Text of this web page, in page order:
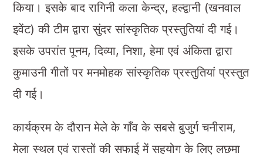
किया। इसके बाद रागिनी कला केन्द्र, हल्द्वानी (खनवाल
इवेंट) की टीम द्वारा सुंदर सांस्कृतिक प्रस्तुतियां दी गई।
इसके उपरांत पूनम, दिव्या, निशा, हेमा एवं अंकिता द्वारा
कुमाउनी गीतों पर मनमोहक सांस्कृतिक प्रस्तुतियां प्रस्तुत
दी गई।
कार्यक्रम के दौरान मेले के गाँव के सबसे बुजुर्ग चनीराम,
मेला स्थल एवं रास्तों की सफाई में सहयोग के लिए लछमा